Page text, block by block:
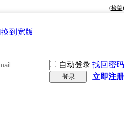
(檢舉)
到宽版
自动登录 找回密码
登录 立即注册